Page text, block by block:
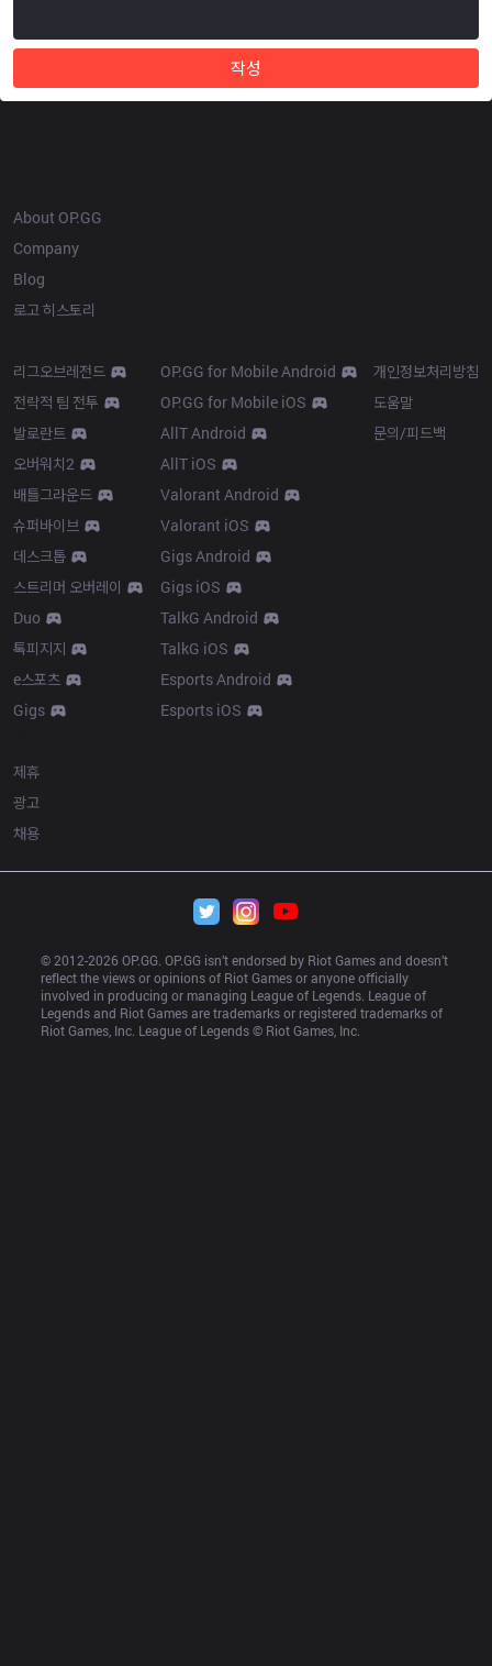
작성
About OP.GG
Company
Blog
로고 히스토리
리그오브레전드
전략적 팀 전투
발로란트
오버워치2
배틀그라운드
슈퍼바이브
데스크톱
스트리머 오버레이
Duo
톡피지지
e스포츠
Gigs
OP.GG for Mobile Android
OP.GG for Mobile iOS
AllT Android
AllT iOS
Valorant Android
Valorant iOS
Gigs Android
Gigs iOS
TalkG Android
TalkG iOS
Esports Android
Esports iOS
개인정보처리방침
도움말
문의/피드백
제휴
광고
채용
© 2012-2026 OP.GG. OP.GG isn’t endorsed by Riot Games and doesn’t
reflect the views or opinions of Riot Games or anyone officially
involved in producing or managing League of Legends. League of
Legends and Riot Games are trademarks or registered trademarks of
Riot Games, Inc. League of Legends © Riot Games, Inc.